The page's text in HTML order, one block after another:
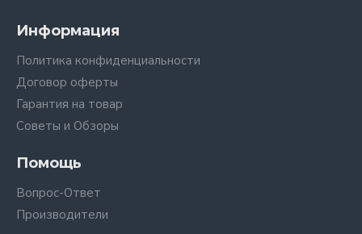
Информация
Политика конфиденциальности
Договор оферты
Гарантия на товар
Советы и Обзоры
Помощь
Вопрос-Ответ
Производители